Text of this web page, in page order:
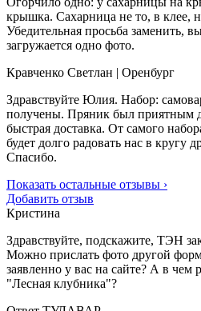
крышка. Сахарница не то, в клее,
Убедительная просьба заменить,
загружается одно фото.
Кравченко Светлан | Оренбург
Здравствуйте Юлия. Набор:
получены. Пряник был приятным
быстрая доставка. От самого
будет долго радовать нас в кругу
Спасибо.
Показать остальные отзывы ›
Добавить отзыв
Кристина
Здравствуйте, подскажите, ТЭН
Можно прислать фото другой
заявленно у вас на сайте? А в чем
"Лесная клубника"?